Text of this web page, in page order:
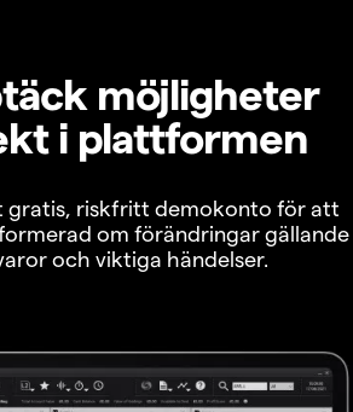
möjligheter
i plattformen
gratis, riskfritt demokonto för att
om förändringar gällande
och viktiga händelser.